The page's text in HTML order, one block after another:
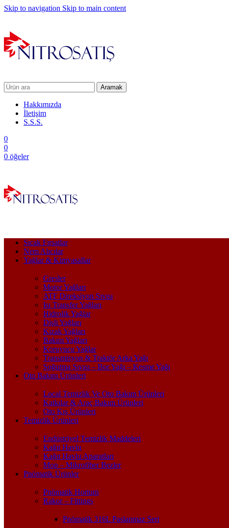
Skip to navigation Skip to main content
Aramak
Hakkımızda
İletişim
S.S.S.
0
0
0 öğeler
Sıcak Fırsatlar
Nem Alıcılar
Yağlar & Kimyasallar
Gresler
Motor Yağları
ATF Direksiyon Sıvısı
Isı Transfer Yağları
Hidrolik Yağlar
Dişli Yağları
Kızak Yağları
Bakım Yağları
Koruyucu Yağlar
Transmisyon & Traktör Arka Yağı
Soğutma Sıvısı – Bor Yağı – Kesme Yağı
Oto Bakım Ürünleri
Local Temizlik Ve Oto Bakım Ürünleri
Katkılar & Araç Bakım Ürünleri
Oto Kış Ürünleri
Temizlik Ürünleri
Endüstriyel Temizlik Maddeleri
Kağıt Havlu
Kağıt Havlu Aparatları
Mop – Mikrofiber Bezler
Pnömatik Ürünler
Pnömatik Hortum
Rakor – Fittings
Pnömatik 316L Paslanmaz Seri